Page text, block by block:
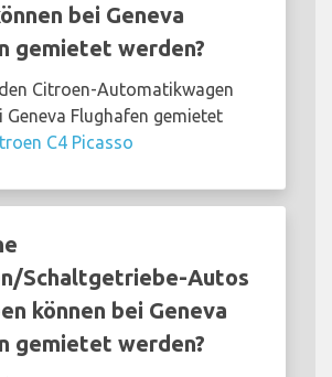
bei Geneva
gemietet werden?
Citroen-Automatikwagen
Geneva Flughafen gemietet
C4 Picasso
Schaltgetriebe-Autos
können bei Geneva
gemietet werden?